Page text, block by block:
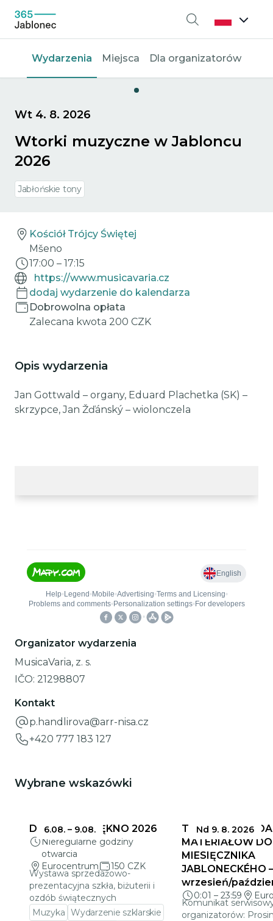
Wyszukiwanie
Wydarzenia Miejsca Dla organizatorów
Wt 4. 8. 2026
Wtorki muzyczne w Jabloncu
2026
Jabłońskie tony
Kościół Trójcy Świętej
Mšeno
17:00 – 17:15
https://www.musicavaria.cz
dodaj wydarzenie do kalendarza
Dobrowolna opłata
Zalecana kwota 200 CZK
Opis wydarzenia
Jan Gottwald – organy, Eduard Plachetka (SK) –
skrzypce, Jan Žďánský – wiolonczela
Organizator wydarzenia
MusicaVaria, z. s.
IČO: 21298807
Kontakt
p.handlirova@arr-nisa.cz
+420 777 183 127
Wybrane wskazówki
6.08. – 9.08.
DELIKATNE PIĘKNO 2026
Nieregularne godziny
otwarcia
Eurocentrum
150 CZK
Wystawa sprzedażowo-
prezentacyjna szkła, biżuterii i
ozdób świątecznych
Muzyka Wydarzenie szklarskie
Nd 9. 8. 2026
TERMINY
MATERIAŁÓW DO
MIESIĘCZNIKA
JABLONECKÉHO –
wrzesień/
0:01 – 23:59
Komunikat
organizatorów: